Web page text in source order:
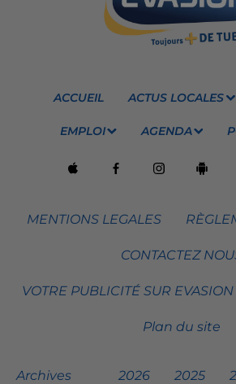
ACCUEIL ACTUS LOCALES
EMPLOI AGENDA
MENTIONS LEGALES
CONTACTEZ
VOTRE PUBLICITÉ SUR EVASION
Plan du site
Archives 2026 2025